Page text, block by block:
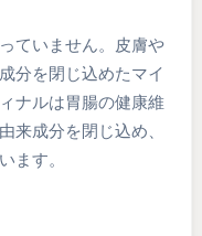
ていません。皮膚や
分を閉じ込めたマイ
ナルは胃腸の健康維
来成分を閉じ込め、
ます。